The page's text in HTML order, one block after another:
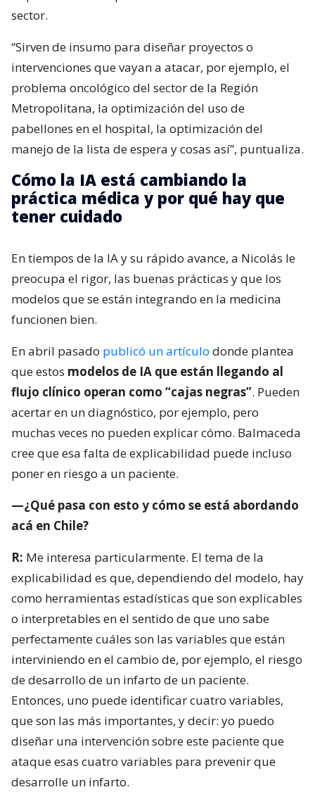
sector.
“Sirven de insumo para diseñar proyectos o
intervenciones que vayan a atacar, por ejemplo, el
problema oncológico del sector de la Región
Metropolitana, la optimización del uso de
pabellones en el hospital, la optimización del
manejo de la lista de espera y cosas así”, puntualiza.
Cómo la IA está cambiando la
práctica médica y por qué hay que
tener cuidado
En tiempos de la IA y su rápido avance, a Nicolás le
preocupa el rigor, las buenas prácticas y que los
modelos que se están integrando en la medicina
funcionen bien.
En abril pasado publicó un artículo donde plantea
que estos modelos de IA que están llegando al
flujo clínico operan como “cajas negras”. Pueden
acertar en un diagnóstico, por ejemplo, pero
muchas veces no pueden explicar cómo. Balmaceda
cree que esa falta de explicabilidad puede incluso
poner en riesgo a un paciente.
—¿Qué pasa con esto y cómo se está abordando
acá en Chile?
R: Me interesa particularmente. El tema de la
explicabilidad es que, dependiendo del modelo, hay
como herramientas estadísticas que son explicables
o interpretables en el sentido de que uno sabe
perfectamente cuáles son las variables que están
interviniendo en el cambio de, por ejemplo, el riesgo
de desarrollo de un infarto de un paciente.
Entonces, uno puede identificar cuatro variables,
que son las más importantes, y decir: yo puedo
diseñar una intervención sobre este paciente que
ataque esas cuatro variables para prevenir que
desarrolle un infarto.